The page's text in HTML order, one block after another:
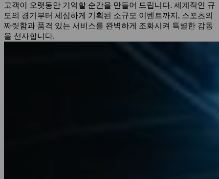
고객이 오랫동안 기억할 순간을 만들어 드립니다. 세계적인 규
모의 경기부터 세심하게 기획된 소규모 이벤트까지, 스포츠의
짜릿함과 품격 있는 서비스를 완벽하게 조화시켜 특별한 감동
을 선사합니다.